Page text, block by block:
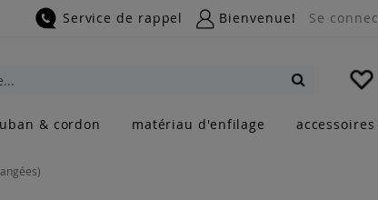
Service de rappel Bienvenue! Se
& cordon matériau d'enfilage